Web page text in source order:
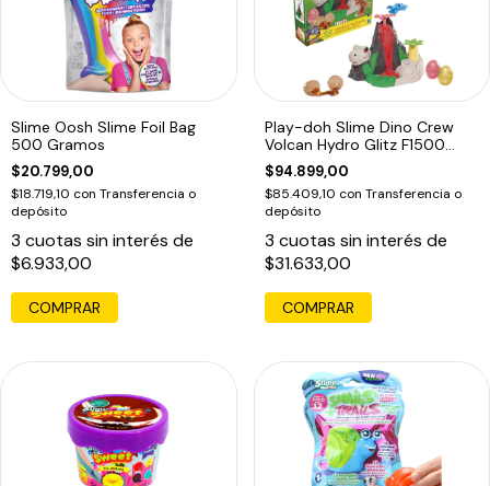
Slime Oosh Slime Foil Bag
500 Gramos
$20.799,00
$18.719,10 con Transferencia o
depósito
3 cuotas sin interés de
$6.933,00
COMPRAR
Play-doh Slime Dino Crew
Volcan Hydro Glitz F1500
Masas Edu
$94.899,00
$85.409,10 con Transferencia o
depósito
3 cuotas sin interés de
$31.633,00
COMPRAR